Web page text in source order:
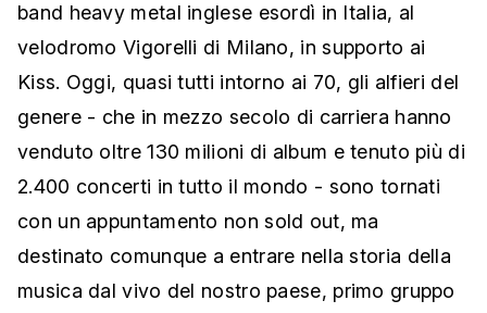
band heavy metal inglese esordì in Italia, al
velodromo Vigorelli di Milano, in supporto ai
Kiss. Oggi, quasi tutti intorno ai 70, gli alfieri del
genere - che in mezzo secolo di carriera hanno
venduto oltre 130 milioni di album e tenuto più di
2.400 concerti in tutto il mondo - sono tornati
con un appuntamento non sold out, ma
destinato comunque a entrare nella storia della
musica dal vivo del nostro paese, primo gruppo